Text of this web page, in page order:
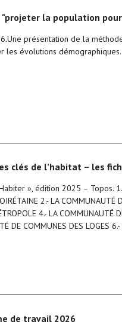
"projeter la population
présentation de la
les évolutions démographiques.
clés de l’habitat – les
», édition 2025 – Topos.
2.- LA COMMUNAUTÉ
4.- LA COMMUNAUTÉ
DE COMMUNES DES LOGES
de travail 2026